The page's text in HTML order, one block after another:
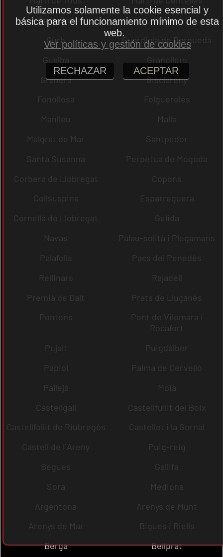
Castellolí
rrius
Gurb
Guardiola de Berguedà
Gualba
Granollers
Granera
Gisclareny
Fonollosa
Folgueroles
Manlleu
Malla
Malgrat de Mar
Santpedor
Santa Susanna
Perpètua de Mogoda
Corbera de Llobregat
Copons
Collsuspina
Esparreguera
Cornellà de Llobregat
Gelida
Navas
Palau-solità i Plegamans
Palafolls
Pacs del Penedès
Rellinars
Rajadell
Premià de Dalt
Prats de Lluçanès
Pontons
Pont de Vilomara i
Rocafort
Pujalt
Puigdàlber
Papiol
Palma de Cervelló
Pallejà
Moià
Castellgalí
Castellfullit del Boix
Castellfollit de Riubregós
Castellet i la Gornal
Castell de l´Areny
Puig-reig
Begues
Gallifa
Sora
Mediona
Argentona
Arenys de Munt
Arenys de Mar
Bigues i Riells
Berga
Bellprat
Utilizamos solamente la cookie esencial y
básica para el funcionamiento mínimo de esta
web.
Ver políticas y gestión de cookies
RECHAZAR ACEPTAR